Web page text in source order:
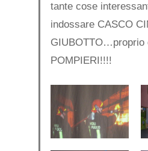
tante cose
indossare CASCO
GIUBOTTO…proprio
POMPIERI!!!!